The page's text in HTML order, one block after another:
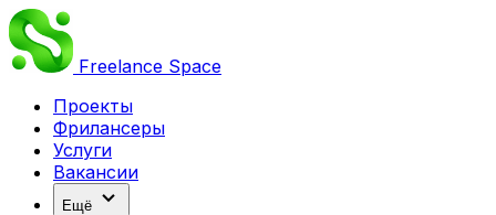
Freelance Space
Проекты
Фрилансеры
Услуги
Вакансии
Ещё expand_more